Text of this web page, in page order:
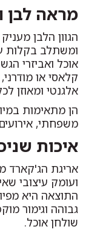
מראה לבן
הגוון הלבן
ומשתלב בקלות
אוכל ואביזרי
קלאסי או
אלגנטי ומאוזן
הן מתאימות
משפחתי, אירועים
איכות
אריגת הג'קארד
ועומק עיצובי
התוצאה היא
גבוהה וגימור
שולחן אוכל.